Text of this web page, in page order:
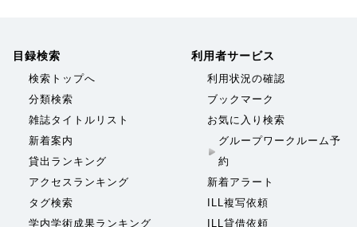
目録検索
検索トップへ
分類検索
雑誌タイトルリスト
新着案内
貸出ランキング
アクセスランキング
タグ検索
学内学術成果ランキング
利用者サービス
利用状況の確認
ブックマーク
お気に入り検索
グループワークルーム予
約
新着アラート
ILL複写依頼
ILL貸借依頼